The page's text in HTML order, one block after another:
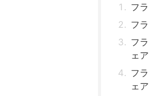
フ
フ
フ
ェア
フ
ェア